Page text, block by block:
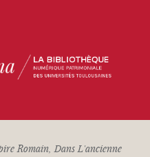
Romain, Dans L'ancienne